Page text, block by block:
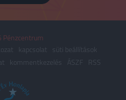
Pénzcentrum
kapcsolat
süti beállítások
kommentkezelés ÁSZF RSS